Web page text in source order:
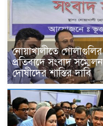
নোয়াখালীতে
প্রতিবাদে সংবাদ
দোষীদের শাস্তির দাবি